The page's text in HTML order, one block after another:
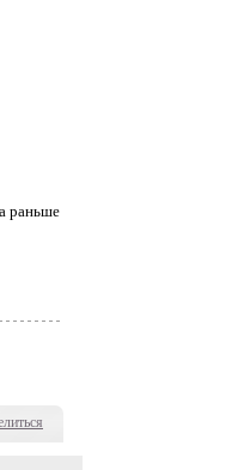
раньше